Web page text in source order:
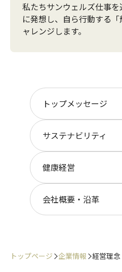
私たちサンウェルズ仕事
に発想し、自ら行動する
ャレンジします。
トップメッセージ
サステナビリティ
健康経営
会社概要・沿革
トップページ 企業情報 経営理